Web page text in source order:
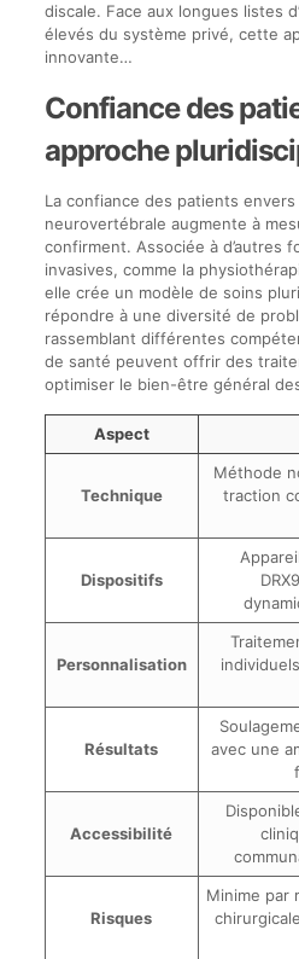
discale. Face aux longues listes
élevés du système privé, cette
innovante…
Confiance des
approche
La confiance des patients
neurovertébrale augmente à
confirment. Associée à d’autres
invasives, comme la
elle crée un modèle de soins
répondre à une diversité de
rassemblant différentes
de santé peuvent offrir des
optimiser le bien-être général
Aspect
Technique
Méthode
traction
Dispositifs
Personnalisation
Résultats
avec une
Accessibilité
Risques
Minime par